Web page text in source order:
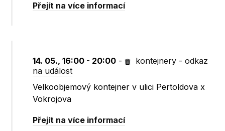
Přejít na více informací
14. 05., 16:00 - 20:00 - kontejnery -odkaz
na událost
Velkoobjemový kontejner v ulici Pertoldova x
Vokrojova
Přejít na více informací